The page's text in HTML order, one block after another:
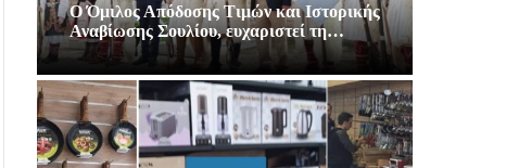
Ο Όμιλος Απόδοσης Τιμών και Ιστορικής
Αναβίωσης Σουλίου, ευχαριστεί τη…